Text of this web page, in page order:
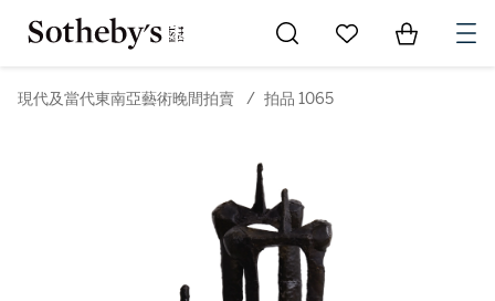
Go to My Favorites
Items in
現代及當代東南亞藝術晚間拍賣 / 拍品 1065